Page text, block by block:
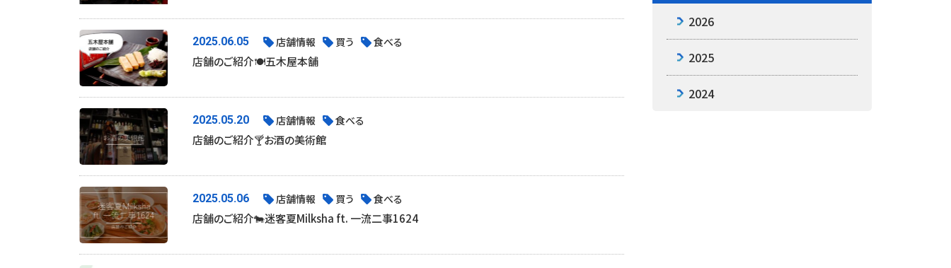
2025.06.05 店舗情報 買う 食べる
店舗のご紹介🍽五木屋本舗
2025.05.20 店舗情報 食べる
店舗のご紹介🍸お酒の美術館
2025.05.06 店舗情報 買う 食べる
店舗のご紹介🐄迷客夏Milksha ft. 一流二事1624
2026
2025
2024